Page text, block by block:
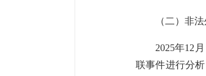
（二）非
2025年12
联事件进行分